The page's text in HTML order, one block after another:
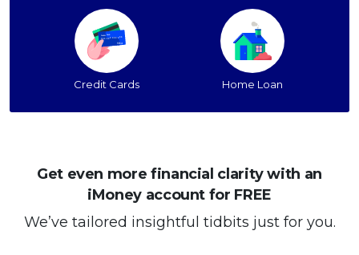
Credit Cards Home Loan
Get even more financial clarity with an
iMoney account for FREE
We’ve tailored insightful tidbits just for you.